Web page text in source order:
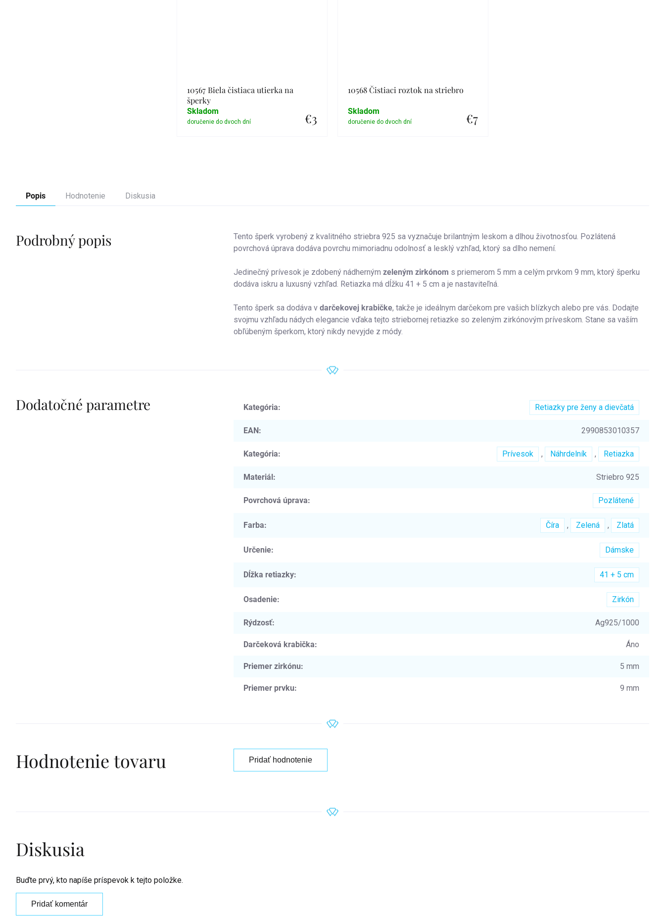
10567 Biela čistiaca utierka na
šperky
€3
Skladom
10568 Čistiaci roztok na striebro
€7
Skladom
Popis Hodnotenie Diskusia
Podrobný popis
Tento šperk vyrobený z kvalitného striebra 925 sa vyznačuje brilantným leskom a dlhou životnosťou. Pozlátená
povrchová úprava dodáva povrchu mimoriadnu odolnosť a lesklý vzhľad, ktorý sa dlho nemení.
Jedinečný prívesok je zdobený nádherným zeleným zirkónom s priemerom 5 mm a celým prvkom 9 mm, ktorý šperku
dodáva iskru a luxusný vzhľad. Retiazka má dĺžku 41 + 5 cm a je nastaviteľná.
Tento šperk sa dodáva v darčekovej krabičke, takže je ideálnym darčekom pre vašich blízkych alebo pre vás. Dodajte
svojmu vzhľadu nádych elegancie vďaka tejto striebornej retiazke so zeleným zirkónovým príveskom. Stane sa vaším
obľúbeným šperkom, ktorý nikdy nevyjde z módy.
Dodatočné parametre Kategória: Retiazky pre ženy a dievčatá
EAN: 2990853010357
Kategória: Prívesok , Náhrdelník , Retiazka
Materiál: Striebro 925
Povrchová úprava: Pozlátené
Farba: Číra , Zelená , Zlatá
Určenie: Dámske
Dĺžka retiazky: 41 + 5 cm
Osadenie: Zirkón
Rýdzosť: Ag925/1000
Darčeková krabička: Áno
Priemer zirkónu: 5 mm
Priemer prvku: 9 mm
Hodnotenie tovaru Pridať hodnotenie
Diskusia
Buďte prvý, kto napíše príspevok k tejto položke.
Pridať komentár